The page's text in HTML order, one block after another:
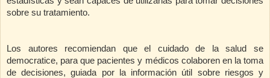
sobre su tratamiento.
Los autores recomiendan que el cuidado de la salud se
democratice, para que pacientes y médicos colaboren en la toma
de decisiones, guiada por la información útil sobre riesgos y